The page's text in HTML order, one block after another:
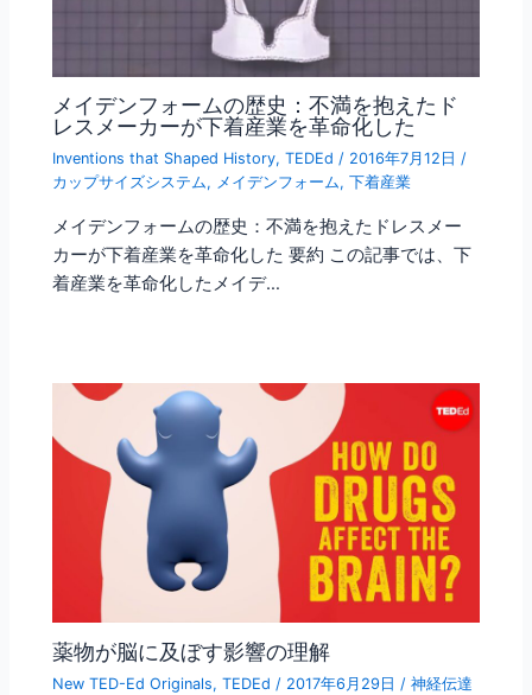
メイデンフォームの歴史：不満を抱えたド
レスメーカーが下着産業を革命化した
Inventions that Shaped History,TEDEd / 2016年7月12日/
カップサイズシステム, メイデンフォーム,下着産業
メイデンフォームの歴史：不満を抱えたドレスメー
カーが下着産業を革命化した 要約 この記事では、下
着産業を革命化したメイデ…
薬物が脳に及ぼす影響の理解
New TED-Ed Originals,TEDEd / 2017年6月29日/神経伝達